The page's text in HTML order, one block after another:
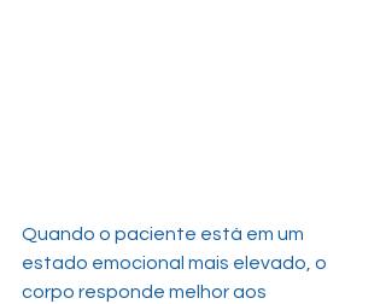
Quando o paciente está em um
estado emocional mais elevado, o
corpo responde melhor aos